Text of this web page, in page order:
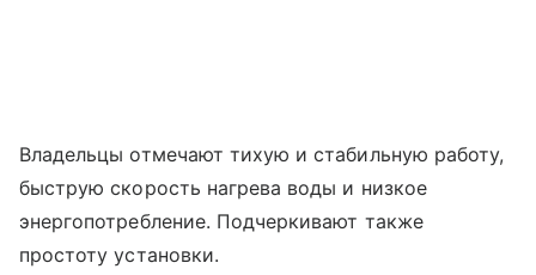
Владельцы отмечают тихую и стабильную работу,
быструю скорость нагрева воды и низкое
энергопотребление. Подчеркивают также
простоту установки.